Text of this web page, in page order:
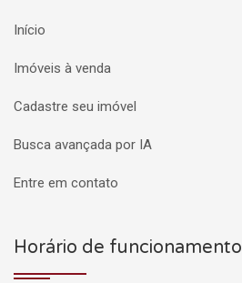
Início
Imóveis à venda
Cadastre seu imóvel
Busca avançada por IA
Entre em contato
Horário de funcionamento